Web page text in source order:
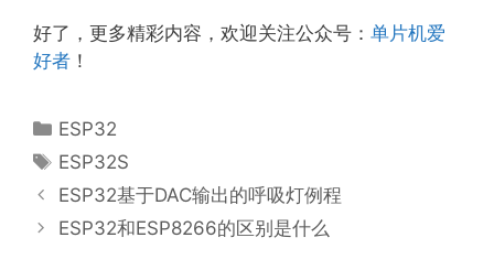
好了，更多精彩内容，欢迎关注公众号： 单片机爱
好者 ！
分
类
ESP32
标
签
ESP32S
ESP32基于DAC输出的呼吸灯例程
ESP32和ESP8266的区别是什么